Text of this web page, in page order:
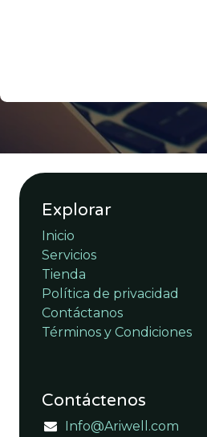
Explorar
Inicio
Servicios
Tienda
Política de privacidad
Contáctanos
Términos y Condiciones
Contáctenos
Info@Ariwell.com